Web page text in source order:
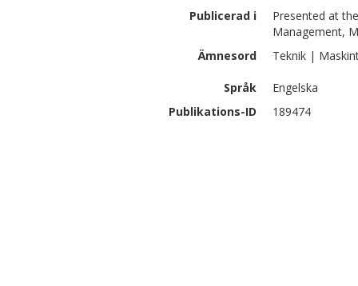
Publicerad i
Presented at
Management,
Ämnesord
Teknik |
Språk
Engelska
Publikations-ID
189474